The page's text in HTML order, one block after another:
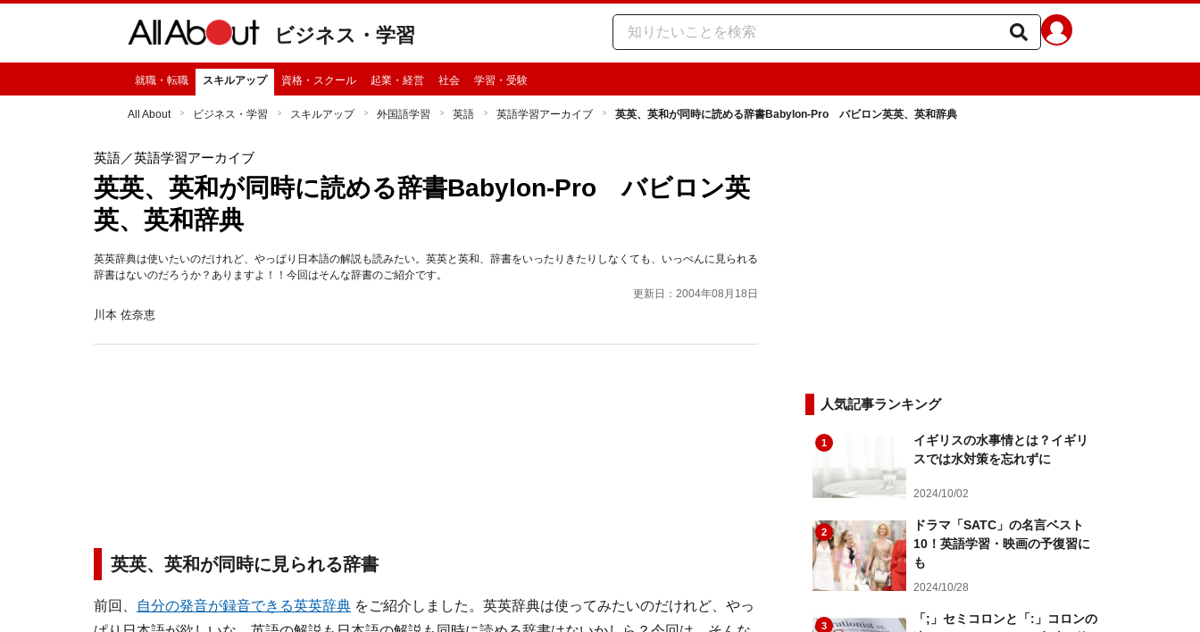
ビジネス・学習
就職・転職 スキルアップ 資格・スクール 起業・経営 社会 学習・受験
All About ビジネス・学習 スキルアップ 外国語学習 英語 英語学習アーカイブ 英英、英和が同時に読める辞書Babylon-Pro バビロン英英、英和辞典
英語／英語学習アーカイブ
英英、英和が同時に読める辞書Babylon-Pro バビロン英
英、英和辞典
英英辞典は使いたいのだけれど、やっぱり日本語の解説も読みたい。英英と英和、辞書をいったりきたりしなくても、いっぺんに見られる
辞書はないのだろうか？ありますよ！！今回はそんな辞書のご紹介です。
更新日：2004年08月18日
川本 佐奈恵
英英、英和が同時に見られる辞書
前回、 自分の発音が録音できる英英辞典 をご紹介しました。英英辞典は使ってみたいのだけれど、やっ
人気記事ランキング
1
イギリスの水事情とは？イギリ
スでは水対策を忘れずに
2024/10/02
2
ドラマ「SATC」の名言ベスト
10！英語学習・映画の予復習に
も
2024/10/28
3
「;」セミコロンと「:」コロンの